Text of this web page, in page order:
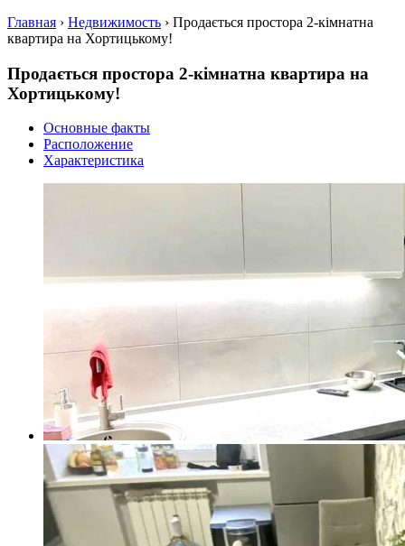
Главная › Недвижимость › Продається простора 2-кімнатна
квартира на Хортицькому!
Продається простора 2-кімнатна квартира на
Хортицькому!
Основные факты
Расположение
Характеристика